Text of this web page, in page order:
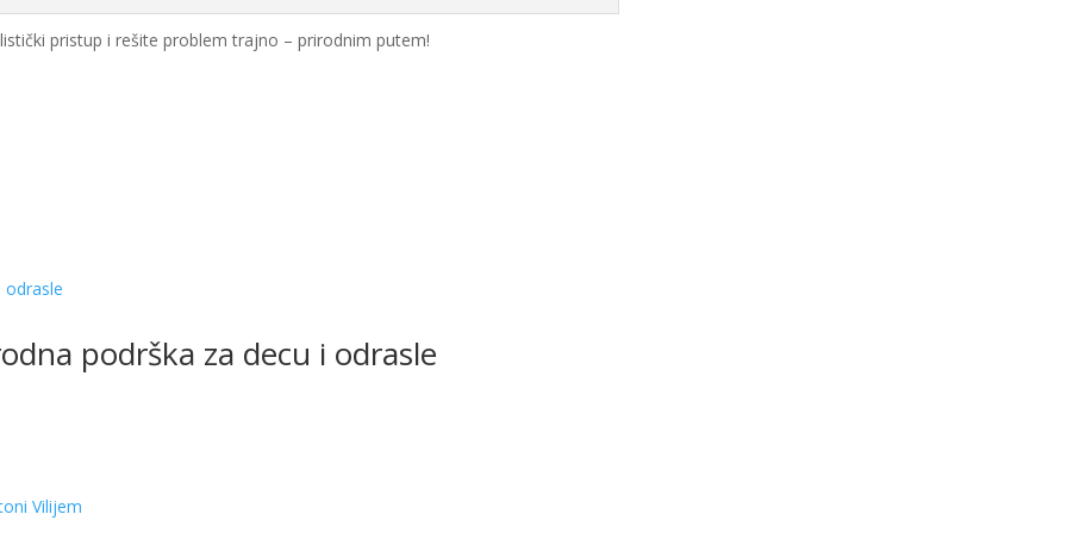
pristup i rešite problem trajno – prirodnim putem!
podrška za decu i odrasle